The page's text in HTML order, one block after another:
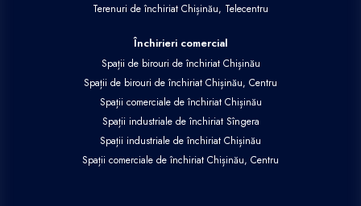
Terenuri de închiriat Chișinău, Telecentru
Închirieri comercial
Spații de birouri de închiriat Chișinău
Spații de birouri de închiriat Chișinău, Centru
Spații comerciale de închiriat Chișinău
Spații industriale de închiriat Sîngera
Spații industriale de închiriat Chișinău
Spații comerciale de închiriat Chișinău, Centru